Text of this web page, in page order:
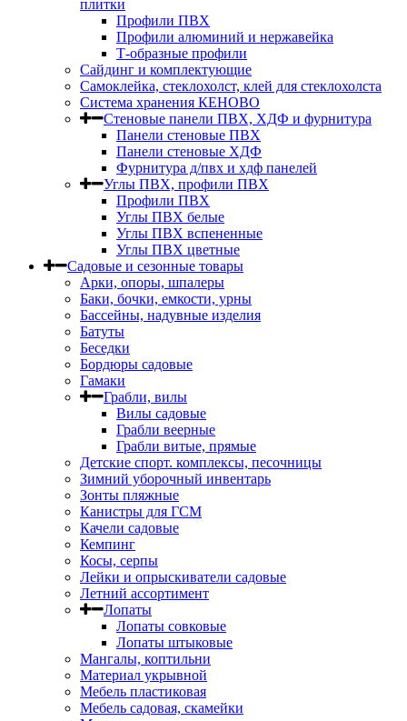
плитки
Профили ПВХ
Профили алюминий и нержавейка
Т-образные профили
Сайдинг и комплектующие
Самоклейка, стеклохолст, клей для стеклохолста
Система хранения КЕНОВО
Стеновые панели ПВХ, ХДФ и фурнитура
Панели стеновые ПВХ
Панели стеновые ХДФ
Фурнитура д/пвх и хдф панелей
Углы ПВХ, профили ПВХ
Профили ПВХ
Углы ПВХ белые
Углы ПВХ вспененные
Углы ПВХ цветные
Садовые и сезонные товары
Арки, опоры, шпалеры
Баки, бочки, емкости, урны
Бассейны, надувные изделия
Батуты
Беседки
Бордюры садовые
Гамаки
Грабли, вилы
Вилы садовые
Грабли веерные
Грабли витые, прямые
Детские спорт. комплексы, песочницы
Зимний уборочный инвентарь
Зонты пляжные
Канистры для ГСМ
Качели садовые
Кемпинг
Косы, серпы
Лейки и опрыскиватели садовые
Летний ассортимент
Лопаты
Лопаты совковые
Лопаты штыковые
Мангалы, коптильни
Материал укрывной
Мебель пластиковая
Мебель садовая, скамейки